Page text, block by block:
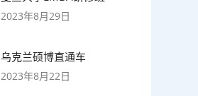
2023年8月29日
乌克兰硕博直通车
2023年8月22日